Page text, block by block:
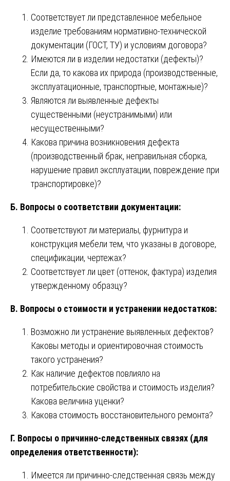
Соответствует ли представленное мебельное
изделие требованиям нормативно-технической
документации (ГОСТ, ТУ) и условиям договора?
Имеются ли в изделии недостатки (дефекты)?
Если да, то какова их природа (производственные,
эксплуатационные, транспортные, монтажные)?
Являются ли выявленные дефекты
существенными (неустранимыми) или
несущественными?
Какова причина возникновения дефекта
(производственный брак, неправильная сборка,
нарушение правил эксплуатации, повреждение при
транспортировке)?
Б. Вопросы о соответствии документации:
Соответствуют ли материалы, фурнитура и
конструкция мебели тем, что указаны в договоре,
спецификации, чертежах?
Соответствует ли цвет (оттенок, фактура) изделия
утвержденному образцу?
В. Вопросы о стоимости и устранении недостатков:
Возможно ли устранение выявленных дефектов?
Каковы методы и ориентировочная стоимость
такого устранения?
Как наличие дефектов повлияло на
потребительские свойства и стоимость изделия?
Какова величина уценки?
Какова стоимость восстановительного ремонта?
Г. Вопросы о причинно-следственных связях (для
определения ответственности):
Имеется ли причинно-следственная связь между